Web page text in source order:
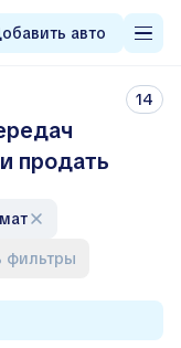
авто
продать
14
фильтры